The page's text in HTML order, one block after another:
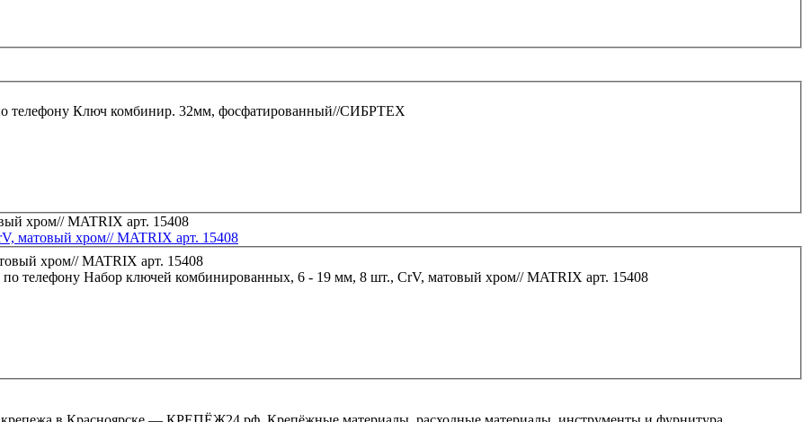
телефону Ключ комбинир. 32мм, фосфатированный//СИБРТЕХ
матовый хром// MATRIX арт. 15408
по телефону Набор ключей комбинированных, 6 - 19 мм, 8 шт., CrV, матовый хром// MATRIX арт. 15408